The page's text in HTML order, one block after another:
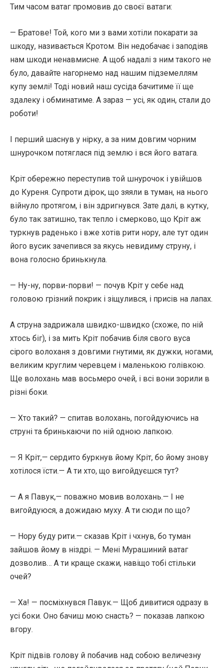
Тим часом ватаг промовив до своєї ватаги:
— Братове! Той, кого ми з вами хотіли покарати за
шкоду, називається Кротом. Він недобачає і заподіяв
нам шкоди ненавмисне. А щоб надалі з ним такого не
було, давайте нагорнемо над нашим підземеллям
купу землі! Тоді новий наш сусіда бачитиме її ще
здалеку і обминатиме. А зараз — усі, як один, стали до
роботи!
І перший шаснув у нірку, а за ним довгим чорним
шнурочком потяглася під землю і вся його ватага.
Кріт обережно переступив той шнурочок і увійшов
до Куреня. Супроти дірок, що зяяли в туман, на нього
війнуло протягом, і він здригнувся. Зате далі, в кутку,
було так затишно, так тепло і смерково, що Кріт аж
туркнув раденько і вже хотів рити нору, але тут один
його вусик зачепився за якусь невидиму струну, і
вона голосно бринькнула.
— Ну-ну, порви-порви! — почув Кріт у себе над
головою грізний покрик і зіщулився, і присів на лапах.
А струна задрижала швидко-швидко (схоже, по ній
хтось біг), і за мить Кріт побачив біля свого вуса
сірого волоханя з довгими гнутими, як дужки, ногами,
великим круглим черевцем і маленькою голівкою.
Ще волохань мав восьмеро очей, і всі вони зорили в
різні боки.
— Хто такий? — спитав волохань, погойдуючись на
струні та бринькаючи по ній одною лапкою.
— Я Кріт,— сердито буркнув йому Кріт, бо йому знову
хотілося їсти.— А ти хто, що вигойдуєшся тут?
— А я Павук,— поважно мовив волохань.— І не
вигойдуюся, а дожидаю муху. А ти сюди по що?
— Нору буду рити.— сказав Кріт і чхнув, бо туман
зайшов йому в ніздрі. — Мені Мурашиний ватаг
дозволив… А ти краще скажи, навіщо тобі стільки
очей?
— Ха! — посміхнувся Павук.— Щоб дивитися одразу в
усі боки. Оно бачиш мою снасть? — показав лапкою
вгору.
Кріт підвів голову й побачив над собою величезну